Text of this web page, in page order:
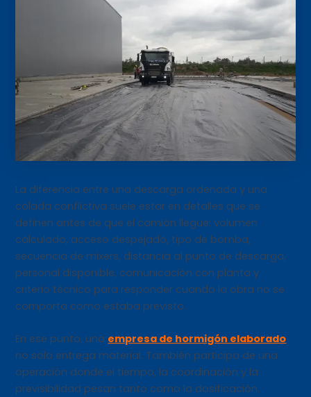
La diferencia entre una descarga ordenada y una
colada conflictiva suele estar en detalles que se
definen antes de que el camión llegue: volumen
calculado, acceso despejado, tipo de bomba,
secuencia de mixers, distancia al punto de descarga,
personal disponible, comunicación con planta y
criterio técnico para responder cuando la obra no se
comporta como estaba previsto.
En ese punto, una empresa de hormigón elaborado
no solo entrega material. También participa de una
operación donde el tiempo, la coordinación y la
previsibilidad pesan tanto como la dosificación.